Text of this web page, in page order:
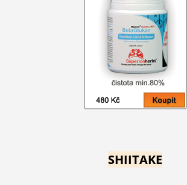
SHIITAKE